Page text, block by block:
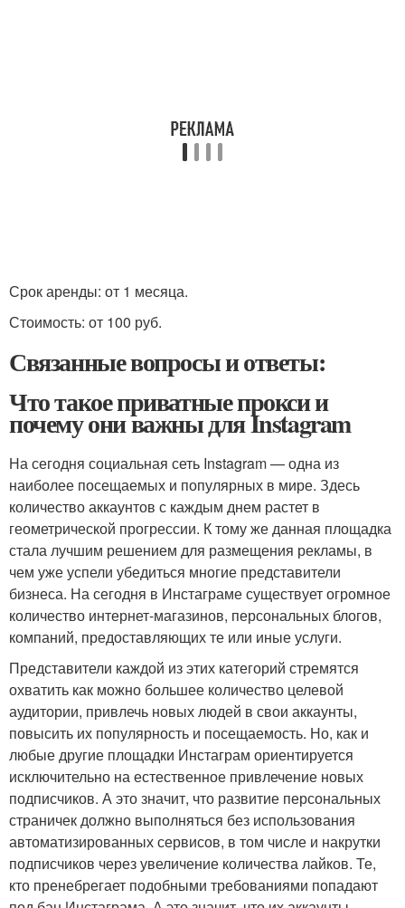
Срок аренды: от 1 месяца.
Стоимость: от 100 руб.
Связанные вопросы и ответы:
Что такое приватные прокси и
почему они важны для Instagram
На сегодня социальная сеть Instagram — одна из
наиболее посещаемых и популярных в мире. Здесь
количество аккаунтов с каждым днем растет в
геометрической прогрессии. К тому же данная площадка
стала лучшим решением для размещения рекламы, в
чем уже успели убедиться многие представители
бизнеса. На сегодня в Инстаграме существует огромное
количество интернет-магазинов, персональных блогов,
компаний, предоставляющих те или иные услуги.
Представители каждой из этих категорий стремятся
охватить как можно большее количество целевой
аудитории, привлечь новых людей в свои аккаунты,
повысить их популярность и посещаемость. Но, как и
любые другие площадки Инстаграм ориентируется
исключительно на естественное привлечение новых
подписчиков. А это значит, что развитие персональных
страничек должно выполняться без использования
автоматизированных сервисов, в том числе и накрутки
подписчиков через увеличение количества лайков. Те,
кто пренебрегает подобными требованиями попадают